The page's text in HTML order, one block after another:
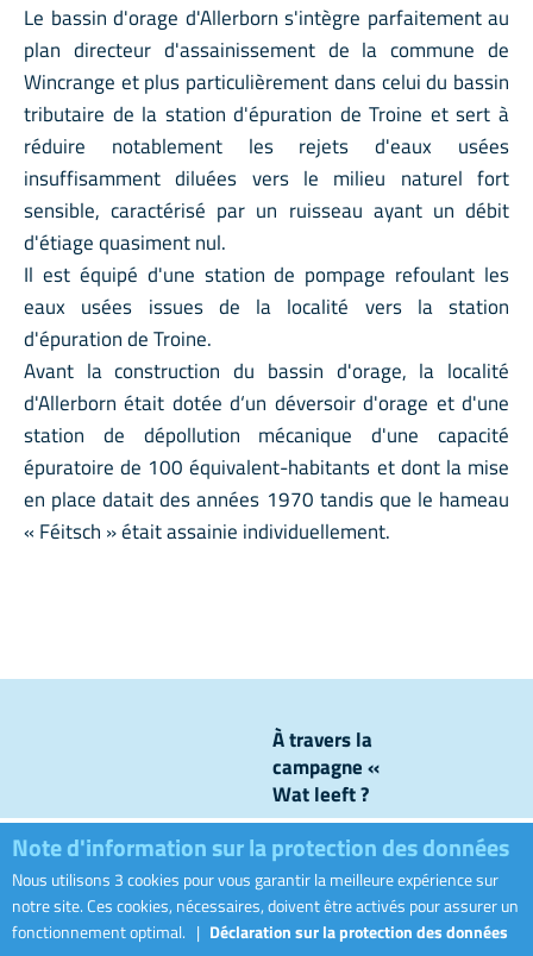
Le bassin d'orage d'Allerborn s'intègre parfaitement au
plan directeur d'assainissement de la commune de
Wincrange et plus particulièrement dans celui du bassin
tributaire de la station d'épuration de Troine et sert à
réduire notablement les rejets d'eaux usées
insuffisamment diluées vers le milieu naturel fort
sensible, caractérisé par un ruisseau ayant un débit
d'étiage quasiment nul.
Il est équipé d'une station de pompage refoulant les
eaux usées issues de la localité vers la station
d'épuration de Troine.
Avant la construction du bassin d'orage, la localité
d'Allerborn était dotée d‘un déversoir d'orage et d'une
station de dépollution mécanique d'une capacité
épuratoire de 100 équivalent-habitants et dont la mise
en place datait des années 1970 tandis que le hameau
« Féitsch » était assainie individuellement.
Note d'information sur la protection des données
Nous utilisons 3 cookies pour vous garantir la meilleure expérience sur
notre site. Ces cookies, nécessaires, doivent être activés pour assurer un
fonctionnement optimal. | Déclaration sur la protection des données
À travers la
campagne «
Wat leeft ?
», nous
levons le
voile sur ce
qui se passe
dans nos
Visiter le site